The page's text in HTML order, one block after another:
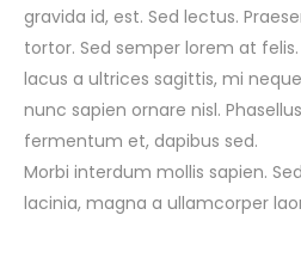
gravida id, est. Sed lectus.
tortor. Sed semper lorem at
lacus a ultrices sagittis, mi
nunc sapien ornare nisl.
fermentum et, dapibus sed.
Morbi interdum mollis sapien.
lacinia, magna a ullamcorper